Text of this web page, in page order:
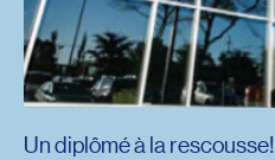
Un diplômé à la rescousse!